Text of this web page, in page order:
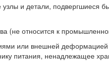
и детали, подвергшиеся
(не относится к
или внешней
питания, ненадлежащее